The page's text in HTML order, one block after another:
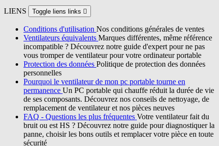
LIENS Toggle liens links 
Conditions d'utilisation Nos conditions générales de ventes
Ventilateurs équivalents Marques différentes, même référence
incompatible ? Découvrez notre guide d'expert pour ne pas
vous tromper de ventilateur pour votre ordinateur portable
Protection des données Politique de protection des données
personnelles
Pourquoi le ventilateur de mon pc portable tourne en
permanence Un PC portable qui chauffe réduit la durée de vie
de ses composants. Découvrez nos conseils de nettoyage, de
remplacement de ventilateur et nos pièces neuves
FAQ - Questions les plus fréquentes Votre ventilateur fait du
bruit ou est HS ? Découvrez notre guide pour diagnostiquer la
panne, choisir les bons outils et remplacer votre pièce en toute
sécurité